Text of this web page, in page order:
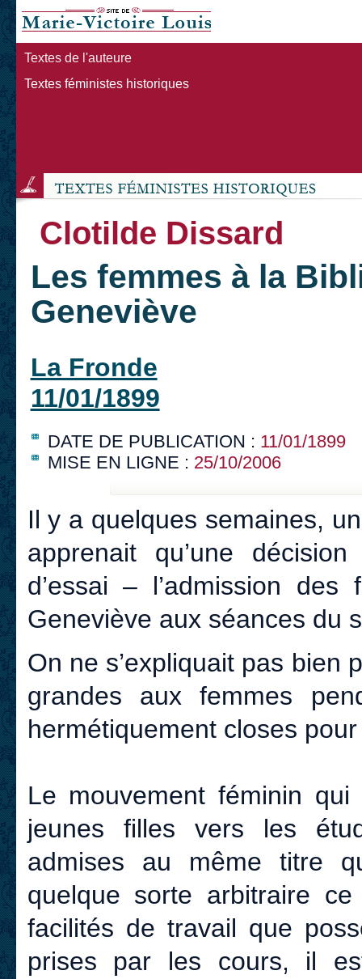
Textes de l'auteure
Textes féministes historiques
Clotilde Dissard
Les femmes à la
Geneviève
La Fronde
11/01/1899
DATE DE PUBLICATION : 11/01/1899
MISE EN LIGNE : 25/10/2006
Il y a quelques semaines,
apprenait qu’une
d’essai – l’admission
Geneviève aux séances du
On ne s’expliquait pas bien
grandes aux femmes
hermétiquement closes
Le mouvement féminin
jeunes filles vers les
admises au même titre
quelque sorte arbitraire
facilités de travail que
prises par les cours, il